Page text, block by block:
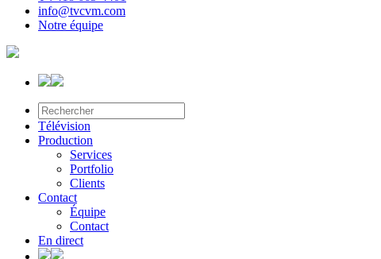
info@tvcvm.com
Notre équipe
Télévision
Production
Services
Portfolio
Clients
Contact
Équipe
Contact
En direct